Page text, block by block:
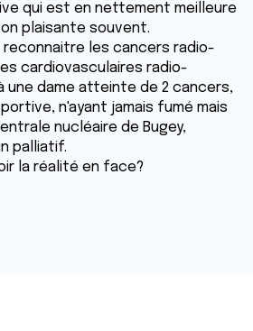
qui est en nettement meilleure
plaisante souvent.
reconnaitre les cancers radio-
cardiovasculaires radio-
une dame atteinte de 2 cancers,
n'ayant jamais fumé mais
nucléaire de Bugey,
palliatif.
la réalité en face?